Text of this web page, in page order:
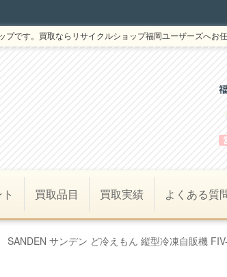
です。買取ならリサイクルショップ福岡ユーザーズへお任
買取品目 買取実績 よくある質
SANDEN サンデン ど冷えもん 縦型冷凍自販機 FIV-